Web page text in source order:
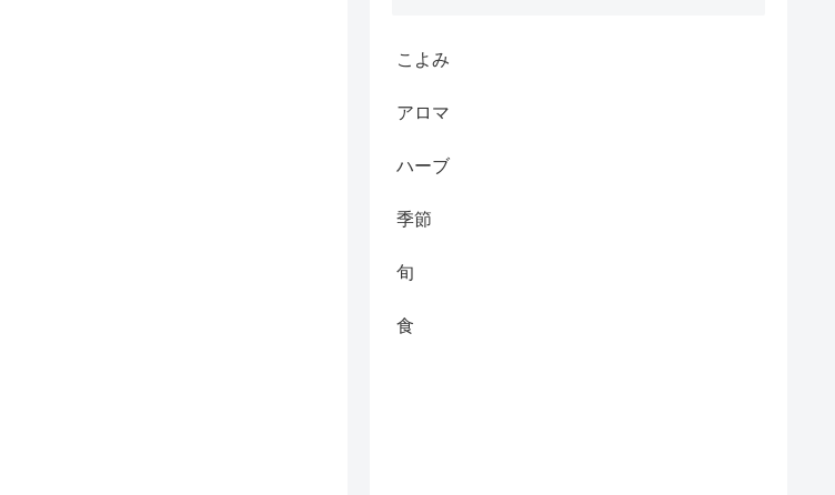
こよみ
アロマ
ハーブ
季節
旬
食